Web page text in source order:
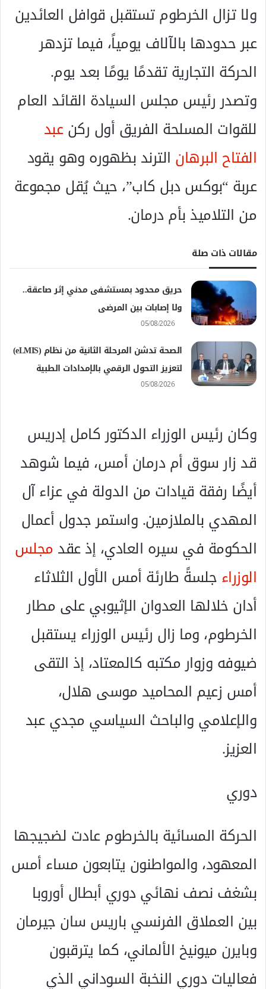
ولا تزال الخرطوم تستقبل قوافل العائدين
عبر حدودها بالآلاف يومياً، فيما تزدهر
الحركة التجارية تقدمًا يومًا بعد يوم.
وتصدر رئيس مجلس السيادة القائد العام
للقوات المسلحة الفريق أول ركنعبد
الفتاح البرهان الترند بظهوره وهو يقود
عربة “بوكس دبل كاب”، حيث يُقل مجموعة
من التلاميذ بأم درمان.
مقالات ذات صلة
حريق محدود بمستشفى مدني إثر صاعقة..
ولا إصابات بين المرضى
05/08/2026
الصحة تدشن المرحلة الثانية من نظام (eLMIS)
لتعزيز التحول الرقمي بالإمدادات الطبية
05/08/2026
وكان رئيس الوزراء الدكتور كامل إدريس
قد زار سوق أم درمان أمس، فيما شوهد
أيضًا رفقة قيادات من الدولة في عزاء آل
المهدي بالملازمين. واستمر جدول أعمال
الحكومة في سيره العادي، إذ عقدمجلس
الوزراءجلسةً طارئة أمس الأول الثلاثاء
أدان خلالها العدوان الإثيوبي على مطار
الخرطوم، وما زال رئيس الوزراء يستقبل
ضيوفه وزوار مكتبه كالمعتاد، إذ التقى
أمس زعيم المحاميد موسى هلال،
والإعلامي والباحث السياسي مجدي عبد
العزيز.
دوري
الحركة المسائية بالخرطوم عادت لضجيجها
المعهود، والمواطنون يتابعون مساء أمس
بشغف نصف نهائي دوري أبطال أوروبا
بين العملاق الفرنسي باريس سان جيرمان
وبايرن ميونيخ الألماني، كما يترقبون
فعاليات دوري النخبة السوداني الذي